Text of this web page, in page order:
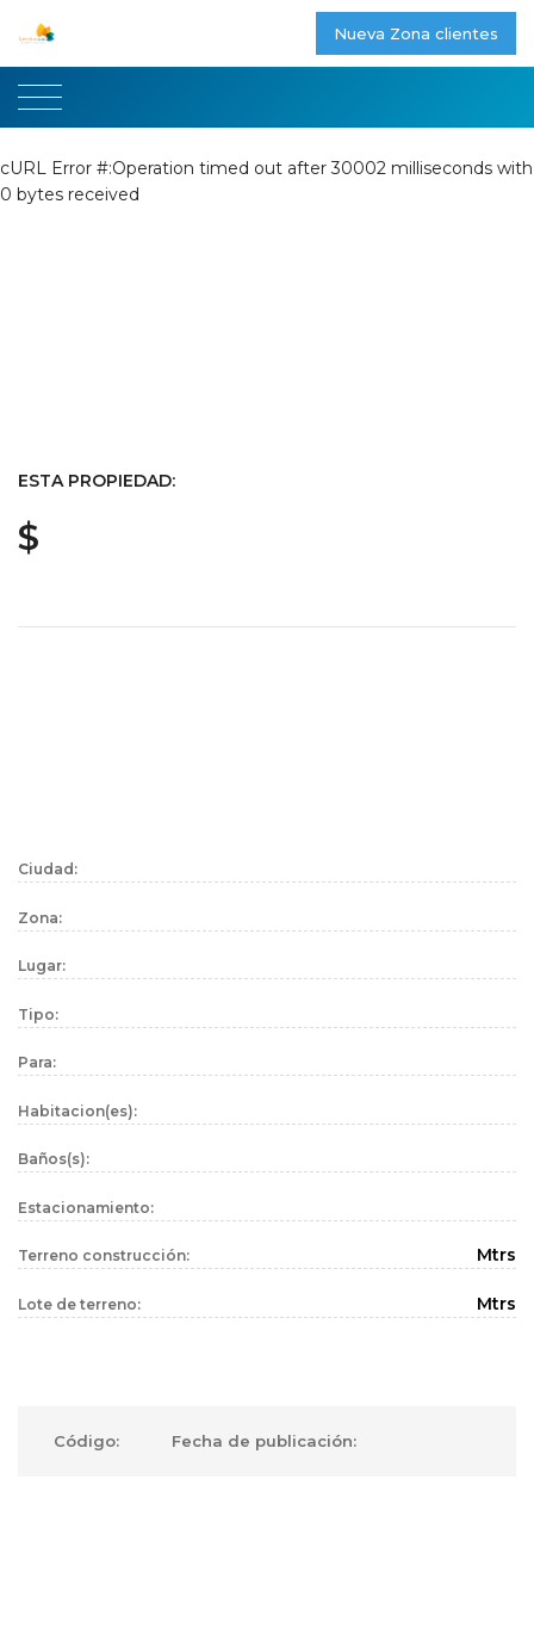
Nueva Zona clientes
cURL Error #:Operation timed out after 30002 milliseconds with
0 bytes received
ESTA PROPIEDAD:
$
Ciudad:
Zona:
Lugar:
Tipo:
Para:
Habitacion(es):
Baños(s):
Estacionamiento:
Terreno construcción: Mtrs
Lote de terreno: Mtrs
Código: Fecha de publicación: